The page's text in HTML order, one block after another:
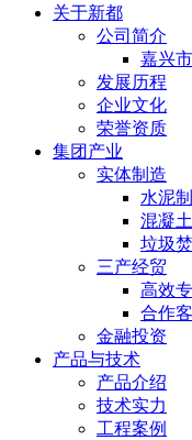
关于新都
公司简介
嘉兴
发展历程
企业文化
荣誉资质
集团产业
实体制造
水泥
混凝
垃圾
三产经贸
高效
合作
金融投资
产品与技术
产品介绍
技术实力
工程案例